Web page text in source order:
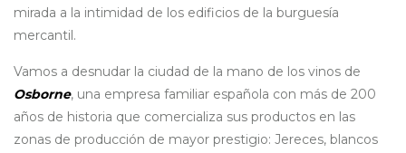
mirada a la intimidad de los edificios de la burguesía
mercantil.
Vamos a desnudar la ciudad de la mano de los vinos de
Osborne, una empresa familiar española con más de 200
años de historia que comercializa sus productos en las
zonas de producción de mayor prestigio: Jereces, blancos